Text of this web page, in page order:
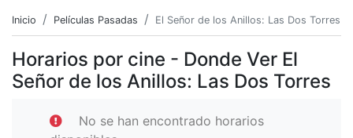
Inicio Películas Pasadas El Señor de los Anillos: Las Dos Torres
Horarios por cine - Donde Ver El
Señor de los Anillos: Las Dos Torres
No se han encontrado horarios